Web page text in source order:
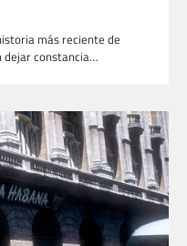
más reciente de
dejar constancia…